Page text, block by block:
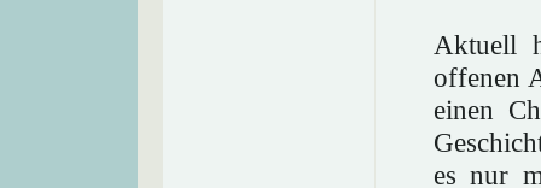
Aktuell
offenen
einen
es nur